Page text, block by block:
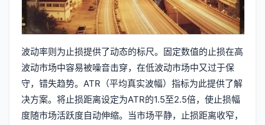
波动率则为止损提供了动态的标尺。固定数值的止损在高
波动市场中容易被噪音击穿，在低波动市场中又过于保
守，错失趋势。ATR（平均真实波幅）指标为此提供了解
决方案。将止损距离设定为ATR的1.5至2.5倍，使止损幅
度随市场活跃度自动伸缩。当市场平静，止损距离收窄，